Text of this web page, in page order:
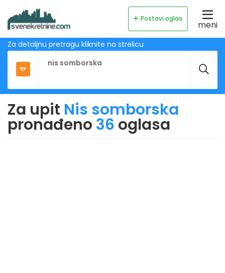
Postavi oglas
meni
Za detaljnu pretragu kliknite na strelicu
Za upit Nis somborska
pronađeno 36 oglasa